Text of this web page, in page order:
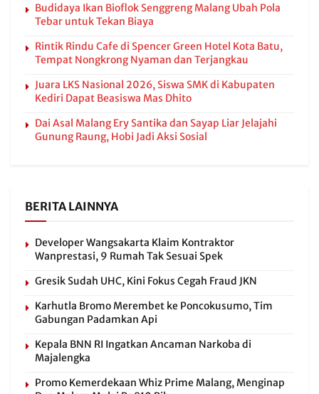
Budidaya Ikan Bioflok Senggreng Malang Ubah Pola
Tebar untuk Tekan Biaya
Rintik Rindu Cafe di Spencer Green Hotel Kota Batu,
Tempat Nongkrong Nyaman dan Terjangkau
Juara LKS Nasional 2026, Siswa SMK di Kabupaten
Kediri Dapat Beasiswa Mas Dhito
Dai Asal Malang Ery Santika dan Sayap Liar Jelajahi
Gunung Raung, Hobi Jadi Aksi Sosial
BERITA LAINNYA
Developer Wangsakarta Klaim Kontraktor
Wanprestasi, 9 Rumah Tak Sesuai Spek
Gresik Sudah UHC, Kini Fokus Cegah Fraud JKN
Karhutla Bromo Merembet ke Poncokusumo, Tim
Gabungan Padamkan Api
Kepala BNN RI Ingatkan Ancaman Narkoba di
Majalengka
Promo Kemerdekaan Whiz Prime Malang, Menginap